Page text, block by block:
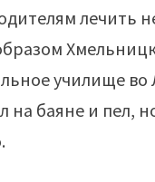
лечить
училище во
на баяне и пел,